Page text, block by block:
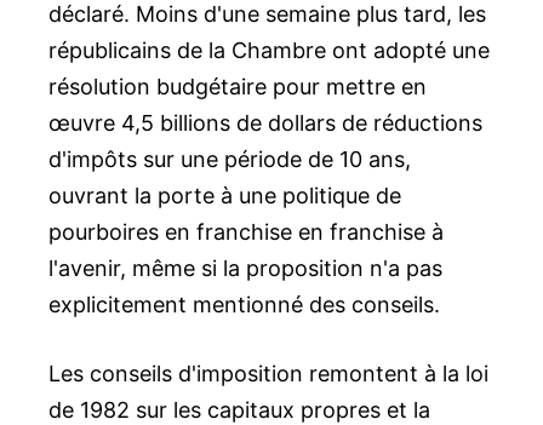
déclaré. Moins d'une semaine plus tard, les
républicains de la Chambre ont adopté une
résolution budgétaire pour mettre en
œuvre 4,5 billions de dollars de réductions
d'impôts sur une période de 10 ans,
ouvrant la porte à une politique de
pourboires en franchise en franchise à
l'avenir, même si la proposition n'a pas
explicitement mentionné des conseils.
Les conseils d'imposition remontent à la loi
de 1982 sur les capitaux propres et la